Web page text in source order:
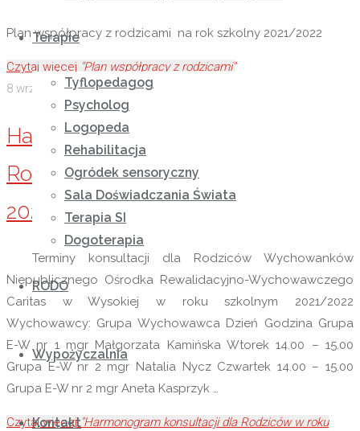
Terapie
Tyflopedagog
Psycholog
Logopeda
Rehabilitacja
Ogródek sensoryczny
Sala Doświadczania Świata
Terapia SI
Dogoterapia
RODO
Wypożyczalnia
Kontakt
Plan współpracy z rodzicami na rok szkolny 2021/2022
Czytaj więcej "Plan współpracy z rodzicami"
8 września 20217 września 2022
Harmonogram konsultacji dla
Rodziców w roku szkolnym
2021/2022
Terminy konsultacji dla Rodziców Wychowanków
Niepublicznego Ośrodka Rewalidacyjno-Wychowawczego
Caritas w Wysokiej w roku szkolnym 2021/2022
Wychowawcy: Grupa Wychowawca Dzień Godzina Grupa
E-W nr 1 mgr Małgorzata Kamińska Wtorek 14.00 – 15.00
Grupa E-W nr 2 mgr Natalia Nycz Czwartek 14.00 – 15.00
Grupa E-W nr 2 mgr Aneta Kasprzyk …
Czytaj więcej "Harmonogram konsultacji dla Rodziców w roku